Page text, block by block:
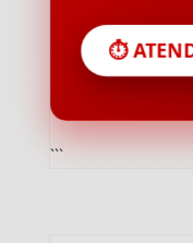
⏱️
```